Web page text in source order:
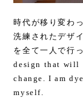
時代が移り変わ
洗練されたデザ
を全て一人で行
design that will
change. I am
myself.